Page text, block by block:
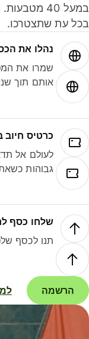
במעל 40
עת שתצטרכו.
נהלו את
שמרו את
אותם תוך
כרטיס חיוב
לעולם אל
גבוהות
שלחו כסף
תנו לכסף
הרשמה